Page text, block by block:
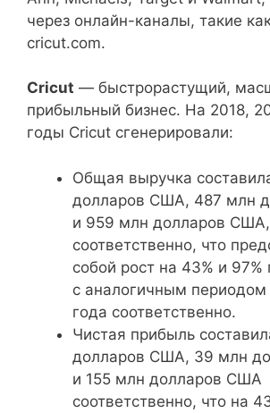
через онлайн-каналы, такие
cricut.com.
Cricut — быстрорастущий,
прибыльный бизнес. На 2018,
годы Cricut сгенерировали:
Общая выручка
долларов США, 487 млн
и 959 млн долларов США,
соответственно, что
собой рост на 43% и
с аналогичным
года соответственно.
Чистая прибыль
долларов США, 39 млн
и 155 млн долларов США
соответственно, что на